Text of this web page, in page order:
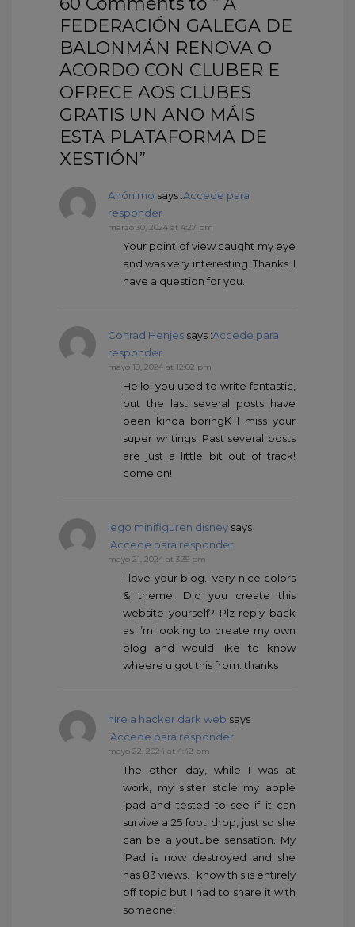
FEDERACIÓN GALEGA DE
BALONMÁN RENOVA O
ACORDO CON CLUBER E
OFRECE AOS CLUBES
GRATIS UN ANO MÁIS
ESTA PLATAFORMA DE
XESTIÓN”
Anónimo says :Accede para
responder
marzo 30, 2024 at 4:27 pm
Your point of view caught my eye
and was very interesting. Thanks. I
have a question for you.
Conrad Henjes says :Accede para
responder
mayo 19, 2024 at 12:02 pm
Hello, you used to write fantastic,
but the last several posts have
been kinda boringK I miss your
super writings. Past several posts
are just a little bit out of track!
come on!
lego minifiguren disney says
:Accede para responder
mayo 21, 2024 at 3:35 pm
I love your blog.. very nice colors
& theme. Did you create this
website yourself? Plz reply back
as I’m looking to create my own
blog and would like to know
wheere u got this from. thanks
hire a hacker dark web says
:Accede para responder
mayo 22, 2024 at 4:42 pm
The other day, while I was at
work, my sister stole my apple
ipad and tested to see if it can
survive a 25 foot drop, just so she
can be a youtube sensation. My
iPad is now destroyed and she
has 83 views. I know this is entirely
off topic but I had to share it with
someone!